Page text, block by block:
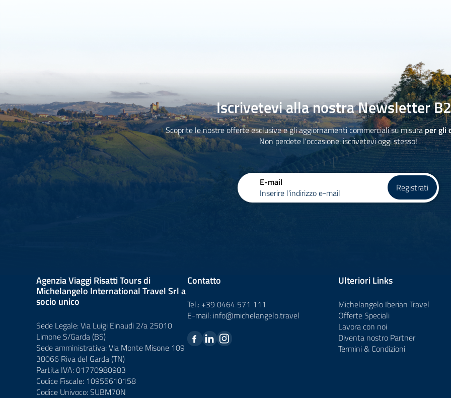
Iscrivetevi alla nostra Newsletter
Scoprite le nostre offerte esclusive e gli aggiornamenti commerciali su misuraper gli
Non perdete l'occasione: iscrivetevi oggi stesso!
E-mail
Inserire l'indirizzo e-mail
Registrati
Agenzia Viaggi Risatti Tours di
Michelangelo International Travel Srl a
socio unico
Sede Legale: Via Luigi Einaudi 2/a 25010
Limone S/Garda (BS)
Sede amministrativa: Via Monte Misone 109
38066 Riva del Garda (TN)
Partita IVA: 01770980983
Codice Fiscale: 10955610158
Codice Univoco: SUBM70N
Contatto
Tel.: +39 0464 571 111
E-mail: info@michelangelo.travel
Ulteriori Links
Michelangelo Iberian Travel
Offerte Speciali
Lavora con noi
Diventa nostro Partner
Termini & Condizioni